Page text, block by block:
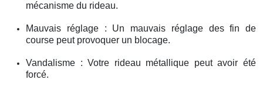
mécanisme du rideau.
Mauvais réglage : Un mauvais réglage des fin de
course peut provoquer un blocage.
Vandalisme : Votre rideau métallique peut avoir été
forcé.